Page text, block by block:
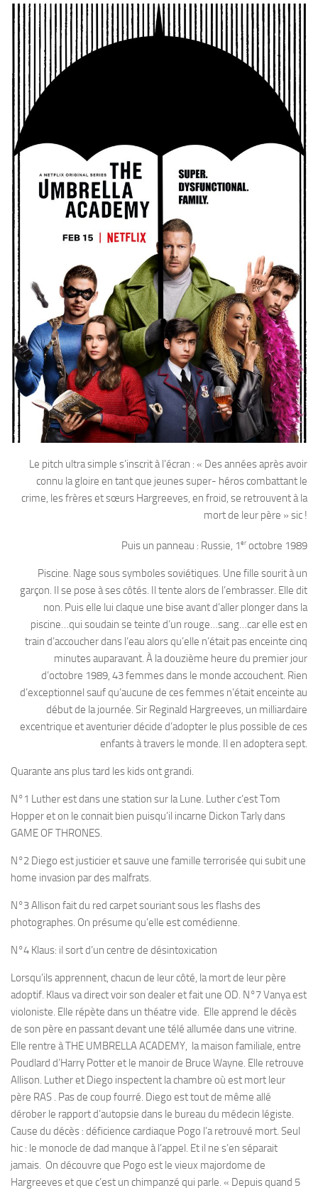
Le pitch ultra simple s’inscrit à l’écran : « Des années après avoir
connu la gloire en tant que jeunes super- héros combattant le
crime, les frères et sœurs Hargreeves, en froid, se retrouvent à la
mort de leur père » sic !
Puis un panneau : Russie, 1er octobre 1989
Piscine. Nage sous symboles soviétiques. Une fille sourit à un
garçon. Il se pose à ses côtés. Il tente alors de l’embrasser. Elle dit
non. Puis elle lui claque une bise avant d’aller plonger dans la
piscine…qui soudain se teinte d’un rouge…sang…car elle est en
train d’accoucher dans l‘eau alors qu’elle n’était pas enceinte cinq
minutes auparavant. À la douzième heure du premier jour
d’octobre 1989, 43 femmes dans le monde accouchent. Rien
d’exceptionnel sauf qu’aucune de ces femmes n’était enceinte au
début de la journée. Sir Reginald Hargreeves, un milliardaire
excentrique et aventurier décide d’adopter le plus possible de ces
enfants à travers le monde. Il en adoptera sept.
Quarante ans plus tard les kids ont grandi.
N°1 Luther est dans une station sur la Lune. Luther c’est Tom
Hopper et on le connait bien puisqu’il incarne Dickon Tarly dans
GAME OF THRONES.
N°2 Diego est justicier et sauve une famille terrorisée qui subit une
home invasion par des malfrats.
N°3 Allison fait du red carpet souriant sous les flashs des
photographes. On présume qu’elle est comédienne.
N°4 Klaus: il sort d’un centre de désintoxication
Lorsqu’ils apprennent, chacun de leur côté, la mort de leur père
adoptif. Klaus va direct voir son dealer et fait une OD. N°7 Vanya est
violoniste. Elle répète dans un théatre vide. Elle apprend le décès
de son père en passant devant une télé allumée dans une vitrine.
Elle rentre à THE UMBRELLA ACADEMY, la maison familiale, entre
Poudlard d’Harry Potter et le manoir de Bruce Wayne. Elle retrouve
Allison. Luther et Diego inspectent la chambre où est mort leur
père RAS . Pas de coup fourré. Diego est tout de même allé
dérober le rapport d’autopsie dans le bureau du médecin légiste.
Cause du décès : déficience cardiaque Pogo l’a retrouvé mort. Seul
hic : le monocle de dad manque à l’appel. Et il ne s’en séparait
jamais. On découvre que Pogo est le vieux majordome de
Hargreeves et que c’est un chimpanzé qui parle. « Depuis quand 5